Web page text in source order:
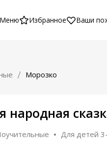
Меню Избранное Ваши
Морозко
народная
Для детей